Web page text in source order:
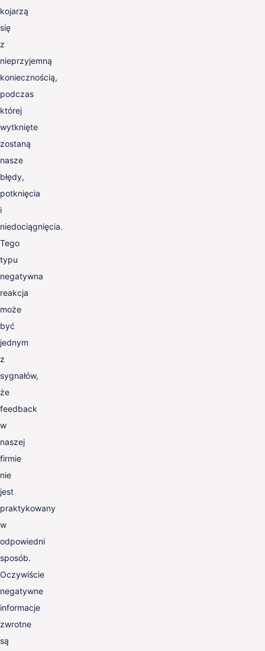
kojarzą
się
z
nieprzyjemną
koniecznością,
podczas
której
wytknięte
zostaną
nasze
błędy,
potknięcia
i
niedociągnięcia.
Tego
typu
negatywna
reakcja
może
być
jednym
z
sygnałów,
że
feedback
w
naszej
firmie
nie
jest
praktykowany
w
odpowiedni
sposób.
Oczywiście
negatywne
informacje
zwrotne
są